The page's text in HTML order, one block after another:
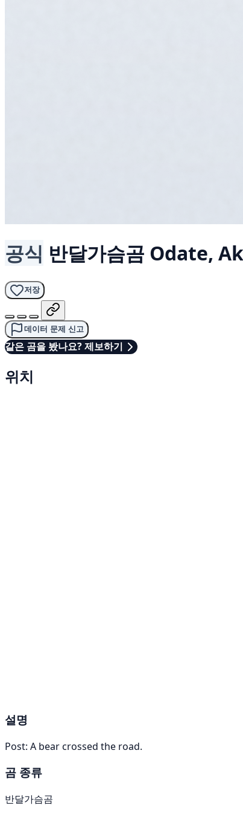
공식 반달가슴곰 Odate,
저장
데이터 문제 신고
같은 곰을 봤나요? 제보하기
위치
설명
Post: A bear crossed the road.
곰 종류
반달가슴곰